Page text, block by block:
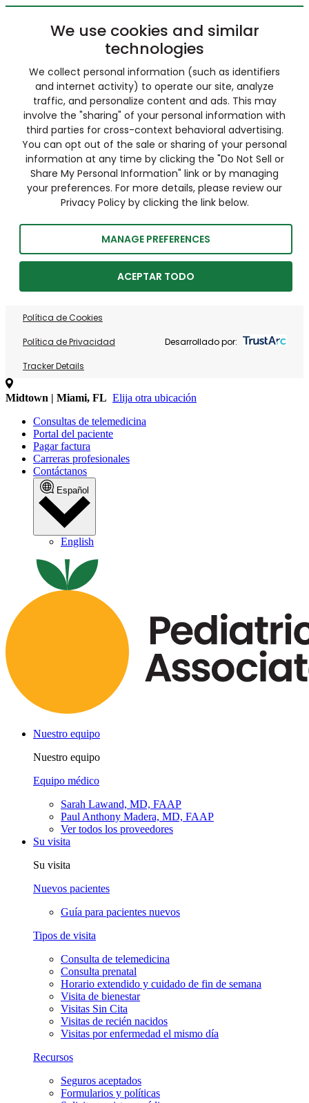
We use cookies and similar
technologies
We collect personal information (such as identifiers
and internet activity) to operate our site, analyze
traffic, and personalize content and ads. This may
involve the "sharing" of your personal information with
third parties for cross-context behavioral advertising.
You can opt out of the sale or sharing of your personal
information at any time by clicking the "Do Not Sell or
Share My Personal Information" link or by managing
your preferences. For more details, please review our
Privacy Policy by clicking the link below.
MANAGE PREFERENCES
ACEPTAR TODO
Política de Cookies
Política de Privacidad
Tracker Details
Desarrollado por:
Midtown | Miami, FL Elija otra ubicación
Consultas de telemedicina
Portal del paciente
Pagar factura
Carreras profesionales
Contáctanos
Español
English
Nuestro equipo
Nuestro equipo
Equipo médico
Sarah Lawand, MD, FAAP
Paul Anthony Madera, MD, FAAP
Ver todos los proveedores
Su visita
Su visita
Nuevos pacientes
Guía para pacientes nuevos
Tipos de visita
Consulta de telemedicina
Consulta prenatal
Horario extendido y cuidado de fin de semana
Visita de bienestar
Visitas Sin Cita
Visitas de recién nacidos
Visitas por enfermedad el mismo día
Recursos
Seguros aceptados
Formularios y políticas